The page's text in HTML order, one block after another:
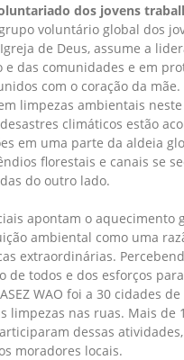
dos jovens
grupo voluntário global dos
de Deus, assume a
das comunidades e em
com o coração da
limpezas ambientais neste
climáticos estão
em uma parte da aldeia
florestais e canais se
do outro lado.
apontam o aquecimento
ambiental como uma
extraordinárias.
de todos e dos esforços
WAO foi a 30 cidades
limpezas nas ruas. Mais de
dessas
moradores locais.